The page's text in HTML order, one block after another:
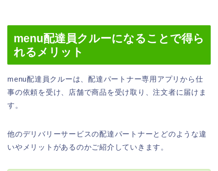
menu配達員クルーになることで得ら
れるメリット
menu配達員クルーは、配達パートナー専用アプリから仕
事の依頼を受け、店舗で商品を受け取り、注文者に届けま
す。
他のデリバリーサービスの配達パートナーとどのような違
いやメリットがあるのかご紹介していきます。